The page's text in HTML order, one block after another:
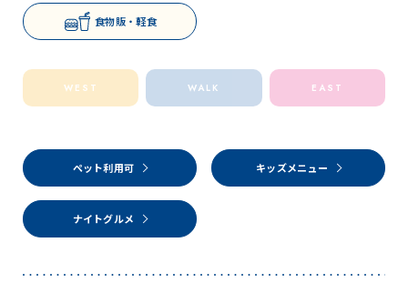
食物販・軽食
WEST WALK EAST
ペット利用可 キッズメニュー
ナイトグルメ